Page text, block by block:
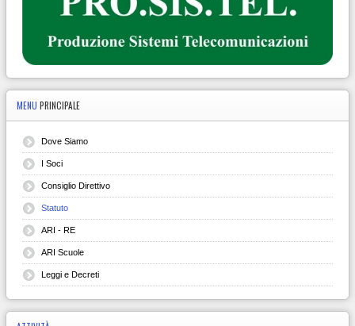
MENU PRINCIPALE
Dove Siamo
I Soci
Consiglio Direttivo
Statuto
ARI - RE
ARI Scuole
Leggi e Decreti